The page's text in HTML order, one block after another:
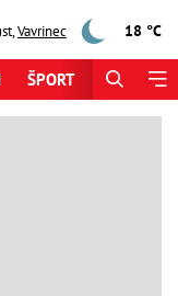
,Vavrinec 18 °C
ŠPORT